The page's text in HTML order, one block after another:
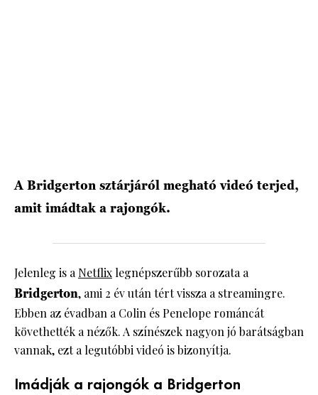
A Bridgerton sztárjáról megható videó terjed,
amit imádtak a rajongók.
Jelenleg is aNetflix legnépszerűbb sorozata a
Bridgerton, ami 2 év után tért vissza a streamingre.
Ebben az évadban a Colin és Penelope románcát
követhették a nézők. A színészek nagyon jó barátságban
vannak, ezt a legutóbbi videó is bizonyítja.
Imádják a rajongók a Bridgerton